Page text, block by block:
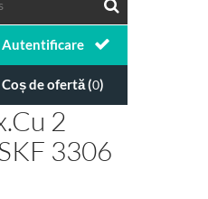
Autentificare
Coș de ofertă (0)
2
3306